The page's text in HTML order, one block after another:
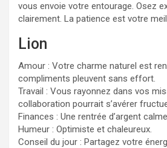
vous envoie votre entourage. Osez
clairement. La patience est votre
Lion
Amour : Votre charme naturel est
compliments pleuvent sans effort.
Travail : Vous rayonnez dans vos
collaboration pourrait s’avérer
Finances : Une rentrée d’argent
Humeur : Optimiste et chaleureux.
Conseil du jour : Partagez votre